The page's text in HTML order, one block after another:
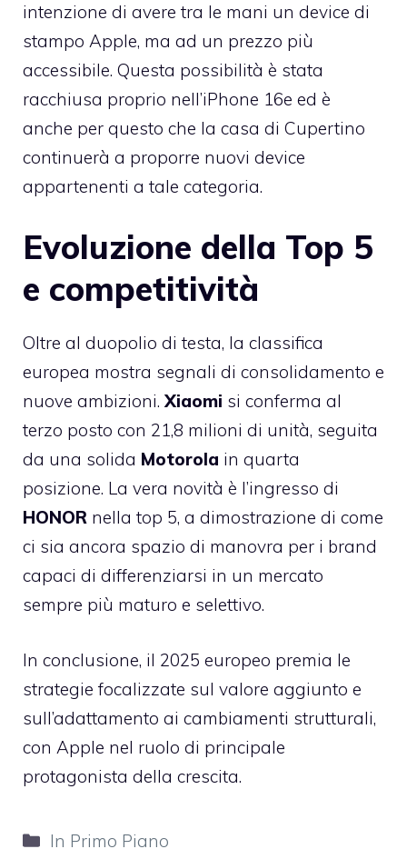
intenzione di avere tra le mani un device di
stampo Apple, ma ad un prezzo più
accessibile. Questa possibilità è stata
racchiusa proprio nell’iPhone 16e ed è
anche per questo che la casa di Cupertino
continuerà a proporre nuovi device
appartenenti a tale categoria.
Evoluzione della Top 5
e competitività
Oltre al duopolio di testa, la classifica
europea mostra segnali di consolidamento e
nuove ambizioni.Xiaomi si conferma al
terzo posto con 21,8 milioni di unità, seguita
da una solida Motorola in quarta
posizione. La vera novità è l’ingresso di
HONOR nella top 5, a dimostrazione di come
ci sia ancora spazio di manovra per i brand
capaci di differenziarsi in un mercato
sempre più maturo e selettivo.
In conclusione, il 2025 europeo premia le
strategie focalizzate sul valore aggiunto e
sull’adattamento ai cambiamenti strutturali,
con Apple nel ruolo di principale
protagonista della crescita.
Categorie
In Primo Piano